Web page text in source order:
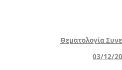
Θεματολογία
03/12/